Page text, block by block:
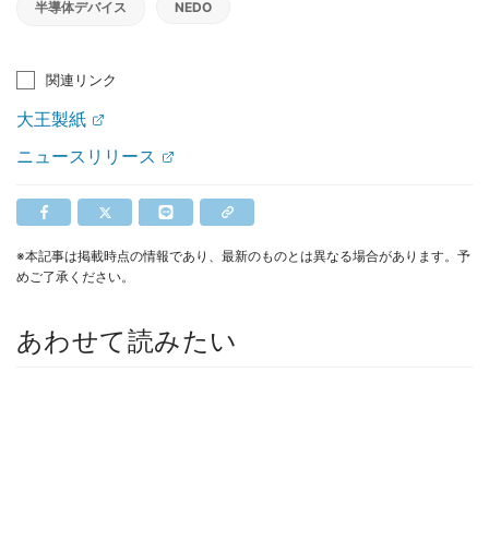
半導体デバイス NEDO
関連リンク
大王製紙
ニュースリリース
※本記事は掲載時点の情報であり、最新のものとは異なる場合があります。予
めご了承ください。
あわせて読みたい